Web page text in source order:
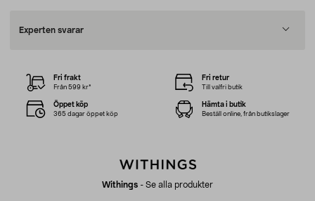
Experten svarar
Withings - Se alla produkter
Fri frakt
Från 599 kr*
Fri retur
Till valfri butik
Öppet köp
365 dagar öppet köp
Hämta i butik
Beställ online, från butikslager